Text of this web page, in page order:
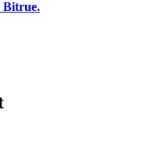
Bitrue.